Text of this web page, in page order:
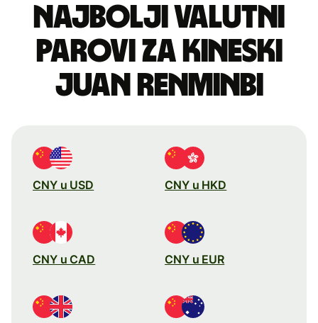
Najbolji valutni
parovi za kineski
juan renminbi
CNY u USD CNY u HKD
CNY u CAD CNY u EUR